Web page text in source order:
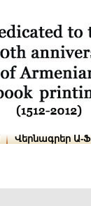
Վերնագրեր Ա-Ֆ